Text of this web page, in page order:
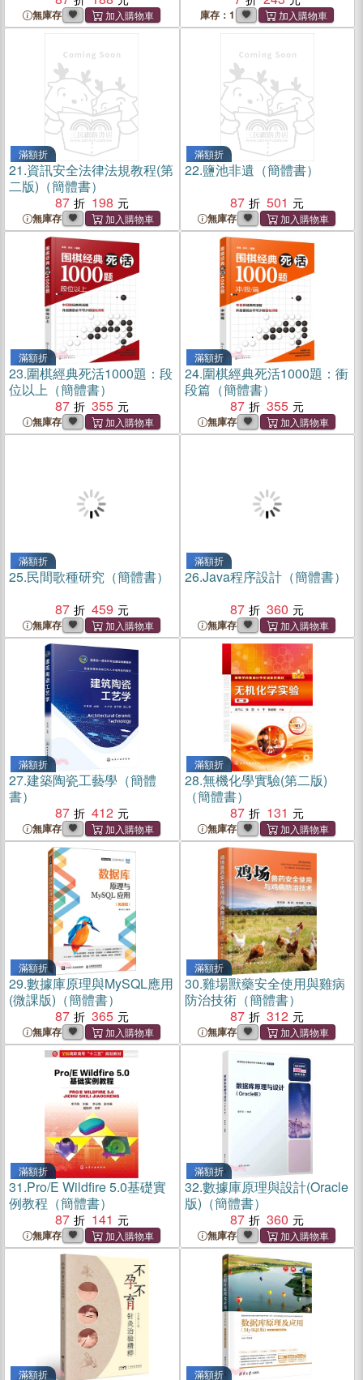
無庫存 庫存：1
滿額折
21.資訊安全法律法規教程(第
二版)（簡體書）
87
198
無庫存
滿額折
22.鹽池非遺（簡體書）
87
501
無庫存
滿額折
23.圍棋經典死活1000題：段
位以上（簡體書）
87
355
無庫存
滿額折
24.圍棋經典死活1000題：衝
段篇（簡體書）
87
355
無庫存
滿額折
25.民間歌種研究（簡體書）
87
459
無庫存
滿額折
26.Java程序設計（簡體書）
87
360
無庫存
滿額折
27.建築陶瓷工藝學（簡體
書）
87
412
無庫存
滿額折
28.無機化學實驗(第二版)
（簡體書）
87
131
無庫存
滿額折
29.數據庫原理與MySQL應用
(微課版)（簡體書）
87
365
無庫存
滿額折
30.雞場獸藥安全使用與雞病
防治技術（簡體書）
87
312
無庫存
滿額折
31.Pro/E Wildfire 5.0基礎實
例教程（簡體書）
87
141
無庫存
滿額折
32.數據庫原理與設計(Oracle
版)（簡體書）
87
360
無庫存
滿額折 滿額折